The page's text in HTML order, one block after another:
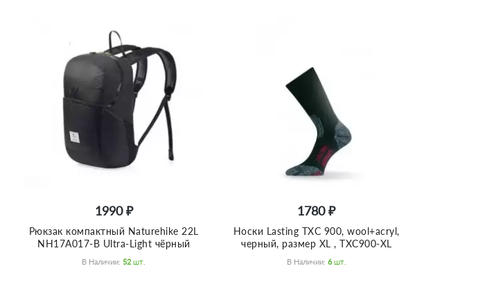
1990 ₽
Рюкзак компактный Naturehike 22L
NH17A017-B Ultra-Light чёрный
В Наличии:52 Шт.
1780 ₽
Носки Lasting TXC 900, wool+acryl,
черный, размер XL , TXC900-XL
В Наличии: 6 Шт.